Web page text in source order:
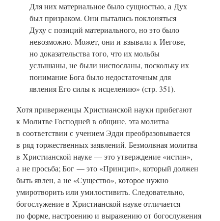
Для них материальное было сущностью, а Дух
был призраком. Они пытались поклоняться
Духу с позиций материального, но это было
невозможно. Может, они и взывали к Иегове,
но доказательства того, что их мольбы
услышаны, не были ниспосланы, поскольку их
понимание Бога было недостаточным для
явления Его силы к исцелению» (стр. 351).
Хотя приверженцы Христианской науки прибегают
к Молитве Господней в общине, эта молитва
в соответствии с учением Эдди преобразовывается
в ряд торжественных заявлений. Безмолвная молитва
в Христианской науке — это утверждение «истин»,
а не просьба; Бог — это «Принцип», который должен
быть явлен, а не «Существо», которое нужно
умиротворить или умилостивить. Следовательно,
богослужение в Христианской науке отличается
по форме, настроению и выражению от богослужения